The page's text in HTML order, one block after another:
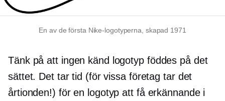
En av de första Nike-logotyperna, skapad 1971
Tänk på att ingen känd logotyp föddes på det
sättet. Det tar tid (för vissa företag tar det
årtionden!) för en logotyp att få erkännande i